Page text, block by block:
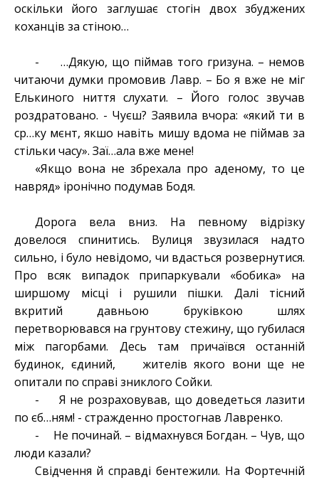
оскільки його заглушає стогін двох збуджених
коханців за стіною…
- …Дякую, що піймав того гризуна. – немов
читаючи думки промовив Лавр. – Бо я вже не міг
Елькиного ниття слухати. – Його голос звучав
роздратовано. - Чуєш? Заявила вчора: «який ти в
ср…ку мєнт, якшо навіть мишу вдома не піймав за
стільки часу». Заї…ала вже мене!
«Якщо вона не збрехала про аденому, то це
навряд» іронічно подумав Бодя.
Дорога вела вниз. На певному відрізку
довелося спинитись. Вулиця звузилася надто
сильно, і було невідомо, чи вдасться розвернутися.
Про всяк випадок припаркували «бобика» на
ширшому місці і рушили пішки. Далі тісний
вкритий давньою бруківкою шлях
перетворювався на грунтову стежину, що губилася
між пагорбами. Десь там причаївся останній
будинок, єдиний, жителів якого вони ще не
опитали по справі зниклого Сойки.
- Я не розраховував, що доведеться лазити
по єб…ням! - стражденно простогнав Лавренко.
- Не починай. – відмахнувся Богдан. – Чув, що
люди казали?
Свідчення й справді бентежили. На Фортечній